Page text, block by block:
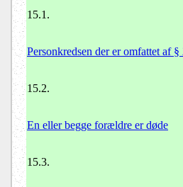
15.1.
Personkredsen der er omfattet af §
15.2.
En eller begge forældre er døde
15.3.